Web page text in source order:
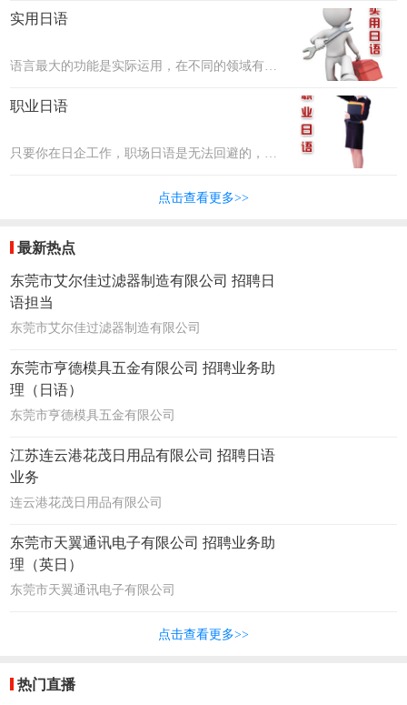
文化差异、职场礼仪、沟通交际等。联普将邀请
家！
实用日语
语言最大的功能是实际运用，在不同的领域有不
同的需求，比如在美容界有美容日语、在科技行
家为大家讲述并分享他们的经验。
职业日语
只要你在日企工作，职场日语是无法回避的，各
大家！
点击查看更多>>
最新热点
东莞市艾尔佳过滤器制造有限公司 招聘日
语担当
东莞市艾尔佳过滤器制造有限公司
东莞市亨德模具五金有限公司 招聘业务助
理（日语）
东莞市亨德模具五金有限公司
江苏连云港花茂日用品有限公司 招聘日语
业务
连云港花茂日用品有限公司
东莞市天翼通讯电子有限公司 招聘业务助
理（英日）
东莞市天翼通讯电子有限公司
点击查看更多>>
热门直播